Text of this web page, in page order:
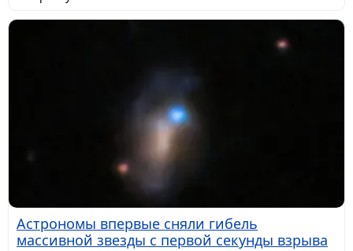
Астрономы впервые сняли гибель
массивной звезды с первой секунды взрыва